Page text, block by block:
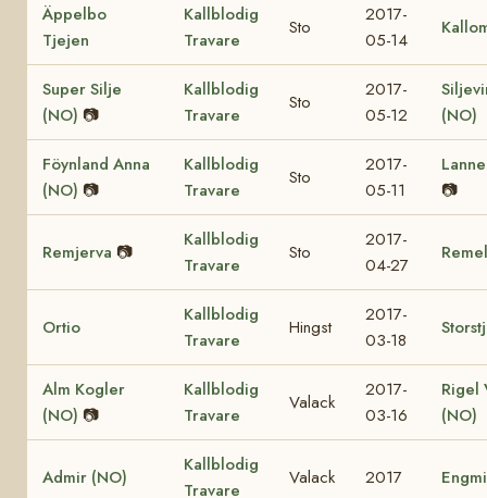
Äppelbo
Tjejen
Kallblodig
Travare
Sto
2017-
05-14
Super Silje
(NO) 📷
Kallblodig
Travare
Sto
2017-
05-12
(NO)
Föynland Anna
(NO) 📷
Kallblodig
Travare
Sto
2017-
05-11
📷
Remjerva 📷
Kallblodig
Travare
Sto
2017-
04-27
Ortio
Kallblodig
Travare
Hingst
2017-
03-18
Alm Kogler
(NO) 📷
Kallblodig
Travare
Valack
2017-
03-16
Rigel
(NO)
Admir (NO)
Kallblodig
Travare
Valack 2017